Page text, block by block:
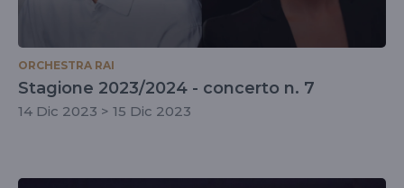
ORCHESTRA RAI
Stagione 2023/2024 - concerto n. 7
14 Dic 2023 > 15 Dic 2023